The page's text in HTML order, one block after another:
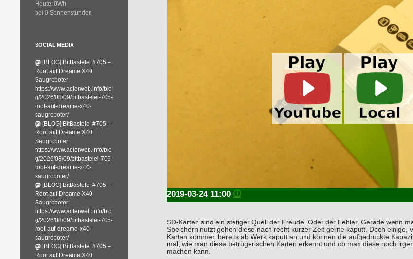
2019-03-24 11:00 🛈
SD-Karten sind ein stetiger Quell der Freude. Oder der Fehler. Gerade wenn
Speichern nutzt gehen diese nach recht kurzer Zeit gerne kaputt. Doch einige,
Karten kommen bereits ab Werk kaputt an und können die aufgedruckte
mal, wie man diese betrügerischen Karten erkennt und ob man diese noch
machen kann.
Heute: 0Wh
bei 0 Sonnenstunden
SOCIAL MEDIA
[BLOG] BitBastelei #705 –
Root auf Dreame X40
Saugroboter
https://www.adlerweb.info/blo
g/2026/08/09/bitbastelei-705-
root-auf-dreame-x40-
saugroboter/
[BLOG] BitBastelei #705 –
Root auf Dreame X40
Saugroboter
https://www.adlerweb.info/blo
g/2026/08/09/bitbastelei-705-
root-auf-dreame-x40-
saugroboter/
[BLOG] BitBastelei #705 –
Root auf Dreame X40
Saugroboter
https://www.adlerweb.info/blo
g/2026/08/09/bitbastelei-705-
root-auf-dreame-x40-
saugroboter/
[BLOG] BitBastelei #705 –
Root auf Dreame X40